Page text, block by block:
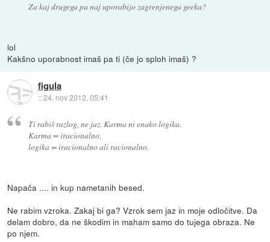
Za kaj drugega pa naj uporabijo zagrenjenega geeka?
lol
Kakšno uporabnost imaš pa ti (če jo sploh imaš) ?
figula
::24. nov 2012, 05:41
Ti rabiš razlog, ne jaz. Karma ni enako logika.
Karma = iracionalno,
logika = iracionalno ali racionalno.
Napača .... in kup nametanih besed.
Ne rabim vzroka. Zakaj bi ga? Vzrok sem jaz in moje odločitve. Da
delam dobro, da ne škodim in maham samo do tujega obraza. Ne
po njem.